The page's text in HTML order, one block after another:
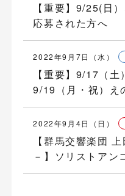
【重要】9/25(日
応募された方へ
2022年9月7日（水）
【重要】9/17（土
9/19（月・祝）え
募された方へ
2022年9月4日（日）
【群馬交響楽団
－】ソリストアン